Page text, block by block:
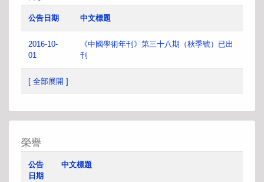
公告日期 中文標題
2016-10-
01
《中國學術年刊》第三十八期（秋季號）已出
刊
[ 全部展開 ]
榮譽
公告
日期
中文標題